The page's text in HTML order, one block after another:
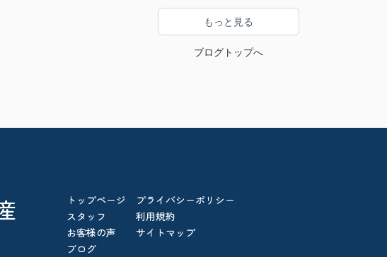
もっと見る
ブログトップへ
トップページ
スタッフ
お客様の声
ブログ
プライバシーポリシー
利用規約
サイトマップ